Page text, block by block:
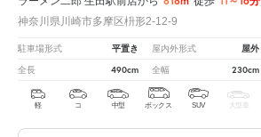
神奈川県川崎市多摩区枡形2-12-9
駐車場形式 平置き 屋内外形式 屋外
全長 490cm 全幅 230cm
軽 コ 中型 ボックス SUV 大型車